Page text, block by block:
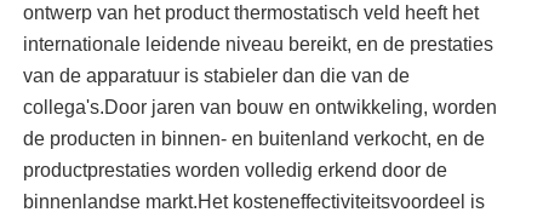
biomassastoomketel
Industriële laboratoriumoven
Vacuüm Droogoven
ontwerp van het product thermostatisch veld heeft het
internationale leidende niveau bereikt, en de prestaties
van de apparatuur is stabieler dan die van de
collega's.Door jaren van bouw en ontwikkeling, worden
de producten in binnen- en buitenland verkocht, en de
productprestaties worden volledig erkend door de
binnenlandse markt.Het kosteneffectiviteitsvoordeel is